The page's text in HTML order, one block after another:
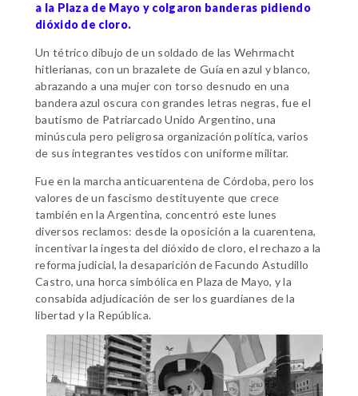
a la Plaza de Mayo y colgaron banderas pidiendo
dióxido de cloro.
Un tétrico dibujo de un soldado de las Wehrmacht
hitlerianas, con un brazalete de Guía en azul y blanco,
abrazando a una mujer con torso desnudo en una
bandera azul oscura con grandes letras negras, fue el
bautismo de Patriarcado Unido Argentino, una
minúscula pero peligrosa organización política, varios
de sus integrantes vestidos con uniforme militar.
Fue en la marcha anticuarentena de Córdoba, pero los
valores de un fascismo destituyente que crece
también en la Argentina, concentró este lunes
diversos reclamos: desde la oposición a la cuarentena,
incentivar la ingesta del dióxido de cloro, el rechazo a la
reforma judicial, la desaparición de Facundo Astudillo
Castro, una horca simbólica en Plaza de Mayo, y la
consabida adjudicación de ser los guardianes de la
libertad y la República.